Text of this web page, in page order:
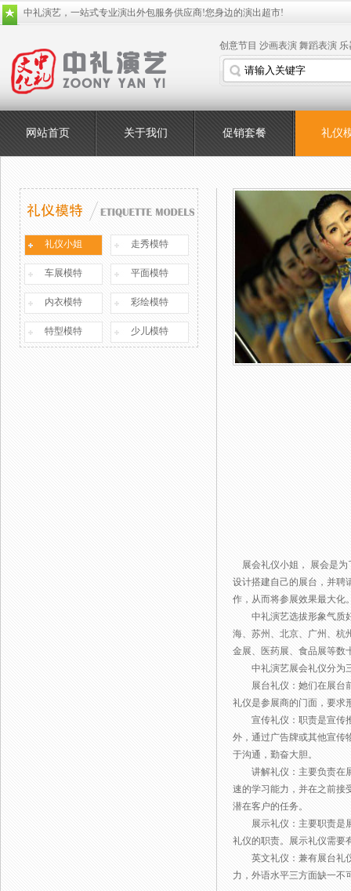
中礼演艺，一站式专业演出外包服务供应商!您身边的演出超市!
创意节目 沙画表演 舞蹈表演 乐
网站首页 关于我们 促销套餐 礼仪
礼仪小姐 走秀模特
车展模特 平面模特
内衣模特 彩绘模特
特型模特 少儿模特
展会礼仪小姐， 展会是为
设计搭建自己的展台，并聘
作，从而将参展效果最大化
中礼演艺选拔形象气质好
海、苏州、北京、广州、杭
金展、医药展、食品展等数
中礼演艺展会礼仪分为三
展台礼仪：她们在展台前
礼仪是参展商的门面，要求
宣传礼仪：职责是宣传推
外，通过广告牌或其他宣传
于沟通，勤奋大胆。
讲解礼仪：主要负责在展
速的学习能力，并在之前接
潜在客户的任务。
展示礼仪：主要职责是展
礼仪的职责。展示礼仪需要
英文礼仪：兼有展台礼仪
力，外语水平三方面缺一不